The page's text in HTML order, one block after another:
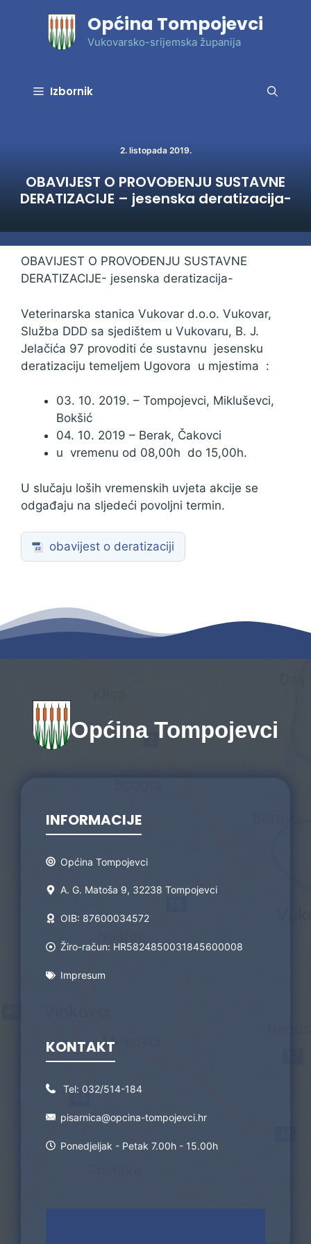
Općina Tompojevci
Vukovarsko-srijemska županija
Izbornik
2. listopada 2019.
OBAVIJEST O PROVOĐENJU SUSTAVNE
DERATIZACIJE – jesenska deratizacija-
OBAVIJEST O PROVOĐENJU SUSTAVNE
DERATIZACIJE- jesenska deratizacija-
Veterinarska stanica Vukovar d.o.o. Vukovar,
Služba DDD sa sjedištem u Vukovaru, B. J.
Jelačića 97 provoditi će sustavnu jesensku
deratizaciju temeljem Ugovora u mjestima :
03. 10. 2019. – Tompojevci, Mikluševci,
Bokšić
04. 10. 2019 – Berak, Čakovci
u vremenu od 08,00h do 15,00h.
U slučaju loših vremenskih uvjeta akcije se
odgađaju na sljedeći povoljni termin.
obavijest o deratizaciji
Općina Tompojevci
INFORMACIJE
Općina Tompojevci
A. G. Matoša 9, 32238 Tompojevci
OIB: 87600034572
Žiro-račun: HR5824850031845600008
Impresum
KONTAKT
Tel: 032/514-184
pisarnica@opcina-tompojevci.hr
Ponedjeljak - Petak 7.00h - 15.00h